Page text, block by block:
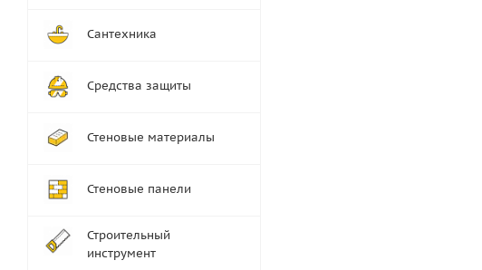
Сантехника
Средства защиты
Стеновые материалы
Стеновые панели
Строительный
инструмент